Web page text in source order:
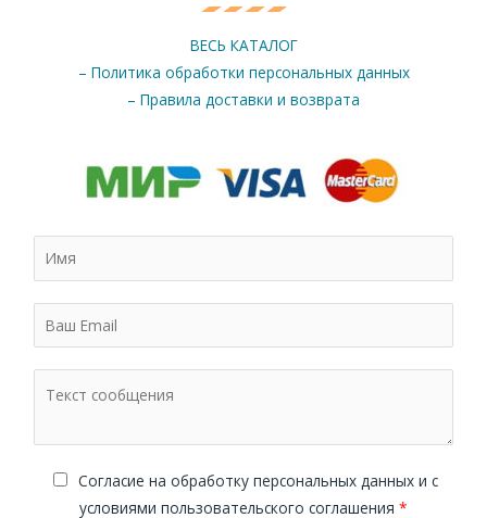
ВЕСЬ КАТАЛОГ
– Политика обработки персональных данных
– Правила доставки и возврата
Cогласие на обработку персональных данных и с
условиями пользовательского соглашения *